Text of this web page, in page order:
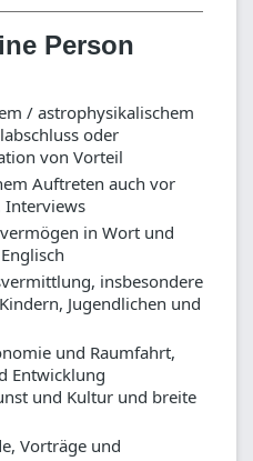
Person
/ astrophysikalischem
oder
von Vorteil
Auftreten auch vor
Interviews
in Wort und
insbesondere
Jugendlichen und
und Raumfahrt,
Entwicklung
und Kultur und breite
Vorträge und